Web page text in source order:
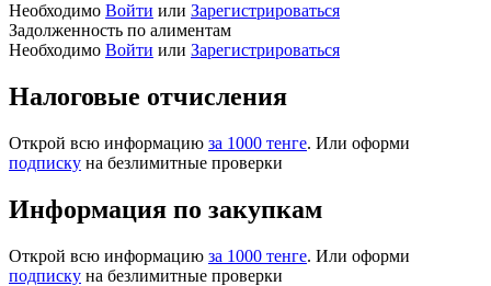
Необходимо Войти или Зарегистрироваться
Задолженность по алиментам
Необходимо Войти или Зарегистрироваться
Налоговые отчисления
Открой всю информацию за 1000 тенге. Или оформи
подписку на безлимитные проверки
Информация по закупкам
Открой всю информацию за 1000 тенге. Или оформи
подписку на безлимитные проверки